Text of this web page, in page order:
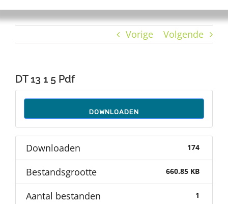
Navigation
Home
Auteurs
Over Dth
Contact
Vorige Volgende
DT 13 1 5 Pdf
DOWNLOADEN
Downloaden 174
Bestandsgrootte 660.85 KB
Aantal bestanden 1